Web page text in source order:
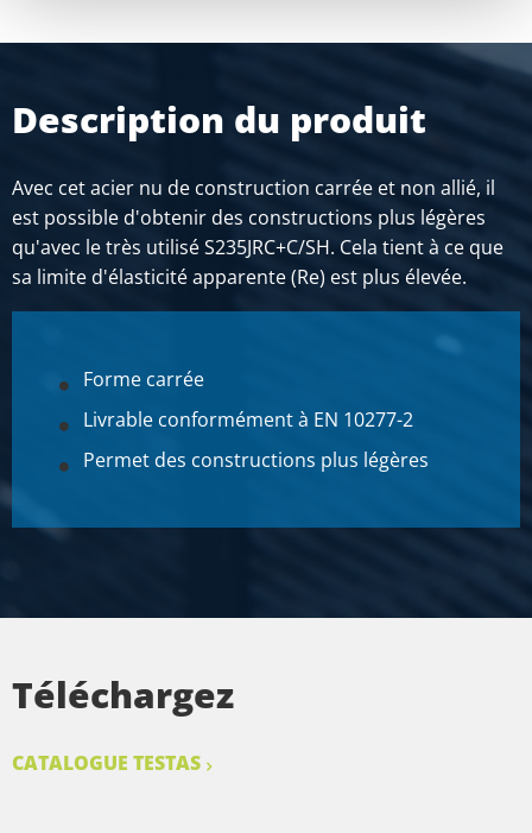
Description du produit
Avec cet acier nu de construction carrée et non allié, il
est possible d'obtenir des constructions plus légères
qu'avec le très utilisé S235JRC+C/SH. Cela tient à ce que
sa limite d'élasticité apparente (Re) est plus élevée.
Forme carrée
Livrable conformément à EN 10277-2
Permet des constructions plus légères
Téléchargez
CATALOGUE TESTAS